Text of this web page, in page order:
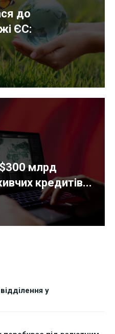
до
ЄС:
млрд
кредитів...
у